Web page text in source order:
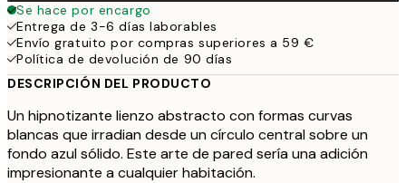
Se hace por encargo
Entrega de 3-6 días laborables
Envío gratuito por compras superiores a 59 €
Política de devolución de 90 días
DESCRIPCIÓN DEL PRODUCTO
Un hipnotizante lienzo abstracto con formas curvas
blancas que irradian desde un círculo central sobre un
fondo azul sólido. Este arte de pared sería una adición
impresionante a cualquier habitación.